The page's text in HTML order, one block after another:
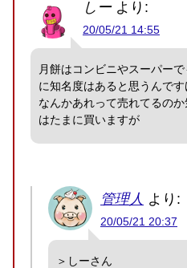
しー より:
20/05/21 14:55
月餅はコンビニやスーパー
に知名度はあると思うんです
なんかあれって売れてるの
はたまに買いますが
管理人 より:
20/05/21 20:37
＞しーさん